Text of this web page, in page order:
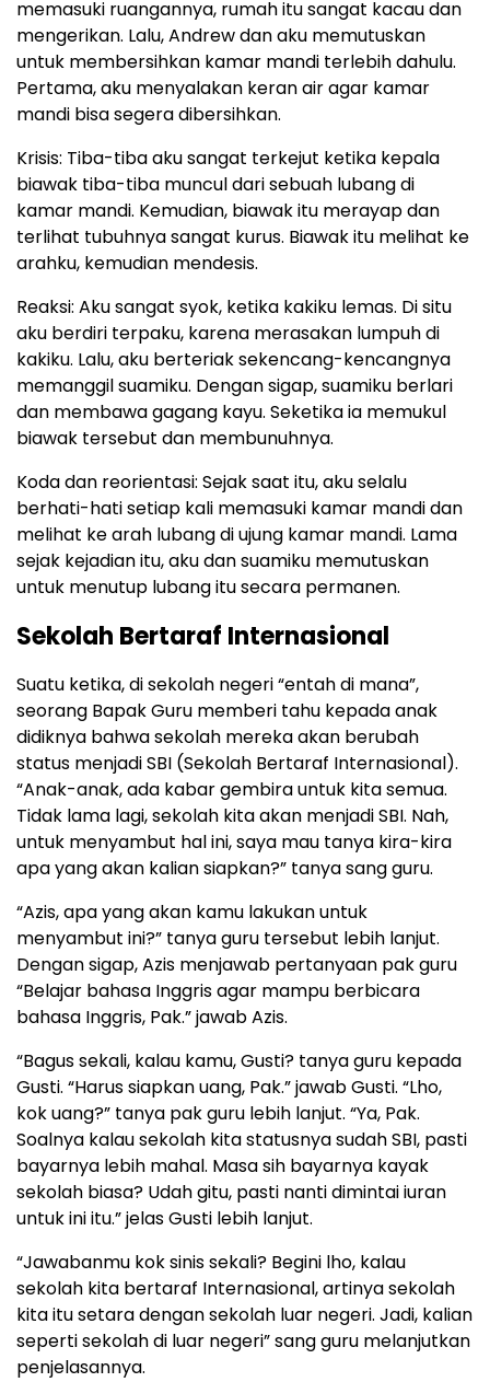
memasuki ruangannya, rumah itu sangat kacau dan
mengerikan. Lalu, Andrew dan aku memutuskan
untuk membersihkan kamar mandi terlebih dahulu.
Pertama, aku menyalakan keran air agar kamar
mandi bisa segera dibersihkan.
Krisis: Tiba-tiba aku sangat terkejut ketika kepala
biawak tiba-tiba muncul dari sebuah lubang di
kamar mandi. Kemudian, biawak itu merayap dan
terlihat tubuhnya sangat kurus. Biawak itu melihat ke
arahku, kemudian mendesis.
Reaksi: Aku sangat syok, ketika kakiku lemas. Di situ
aku berdiri terpaku, karena merasakan lumpuh di
kakiku. Lalu, aku berteriak sekencang-kencangnya
memanggil suamiku. Dengan sigap, suamiku berlari
dan membawa gagang kayu. Seketika ia memukul
biawak tersebut dan membunuhnya.
Koda dan reorientasi: Sejak saat itu, aku selalu
berhati-hati setiap kali memasuki kamar mandi dan
melihat ke arah lubang di ujung kamar mandi. Lama
sejak kejadian itu, aku dan suamiku memutuskan
untuk menutup lubang itu secara permanen.
Sekolah Bertaraf Internasional
Suatu ketika, di sekolah negeri “entah di mana”,
seorang Bapak Guru memberi tahu kepada anak
didiknya bahwa sekolah mereka akan berubah
status menjadi SBI (Sekolah Bertaraf Internasional).
“Anak-anak, ada kabar gembira untuk kita semua.
Tidak lama lagi, sekolah kita akan menjadi SBI. Nah,
untuk menyambut hal ini, saya mau tanya kira-kira
apa yang akan kalian siapkan?” tanya sang guru.
“Azis, apa yang akan kamu lakukan untuk
menyambut ini?” tanya guru tersebut lebih lanjut.
Dengan sigap, Azis menjawab pertanyaan pak guru
“Belajar bahasa Inggris agar mampu berbicara
bahasa Inggris, Pak.” jawab Azis.
“Bagus sekali, kalau kamu, Gusti? tanya guru kepada
Gusti. “Harus siapkan uang, Pak.” jawab Gusti. “Lho,
kok uang?” tanya pak guru lebih lanjut. “Ya, Pak.
Soalnya kalau sekolah kita statusnya sudah SBI, pasti
bayarnya lebih mahal. Masa sih bayarnya kayak
sekolah biasa? Udah gitu, pasti nanti dimintai iuran
untuk ini itu.” jelas Gusti lebih lanjut.
“Jawabanmu kok sinis sekali? Begini lho, kalau
sekolah kita bertaraf Internasional, artinya sekolah
kita itu setara dengan sekolah luar negeri. Jadi, kalian
seperti sekolah di luar negeri” sang guru melanjutkan
penjelasannya.